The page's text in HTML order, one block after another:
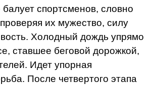
спортсменов, словно
их мужество, силу
Холодный дождь упрямо
ставшее беговой дорожкой,
Идет упорная
После четвертого этапа